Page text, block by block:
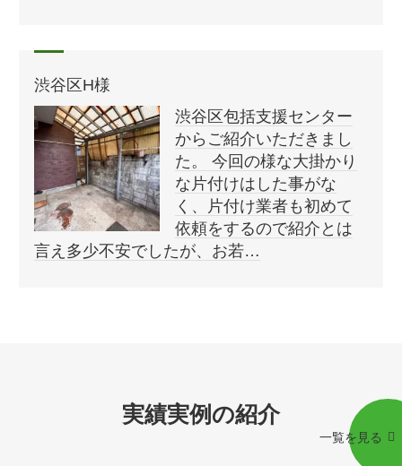
渋谷区H様
渋谷区包括支援センター
からご紹介いただきまし
た。 今回の様な大掛かり
な片付けはした事がな
く、片付け業者も初めて
依頼をするので紹介とは
言え多少不安でしたが、お若…
実績実例の紹介
一覧を見る